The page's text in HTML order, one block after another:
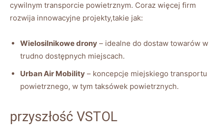
cywilnym transporcie powietrznym. Coraz‍ więcej⁤ firm
rozwija⁤ innowacyjne⁢ projekty,takie jak:
Wielosilnikowe drony –⁤ idealne do ​dostaw towarów w
trudno dostępnych miejscach.
Urban Air Mobility – koncepcje miejskiego transportu‍
powietrznego, w tym taksówek powietrznych.
przyszłość VSTOL